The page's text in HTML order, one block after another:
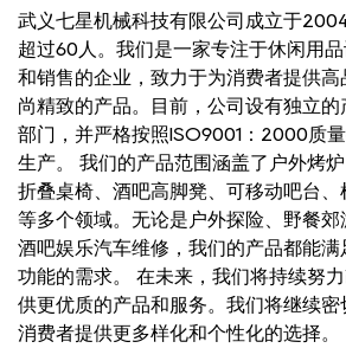
武义七星机械科技有限公司成立于
超过60人。我们是一家专注于休闲用
和销售的企业，致力于为消费者提供
尚精致的产品。目前，公司设有独立
部门，并严格按照ISO9001：2000质
生产。 我们的产品范围涵盖了户外烤
折叠桌椅、酒吧高脚凳、可移动吧台、
等多个领域。无论是户外探险、野餐
酒吧娱乐汽车维修，我们的产品都能满
功能的需求。 在未来，我们将持续努
供更优质的产品和服务。我们将继续密
消费者提供更多样化和个性化的选择。